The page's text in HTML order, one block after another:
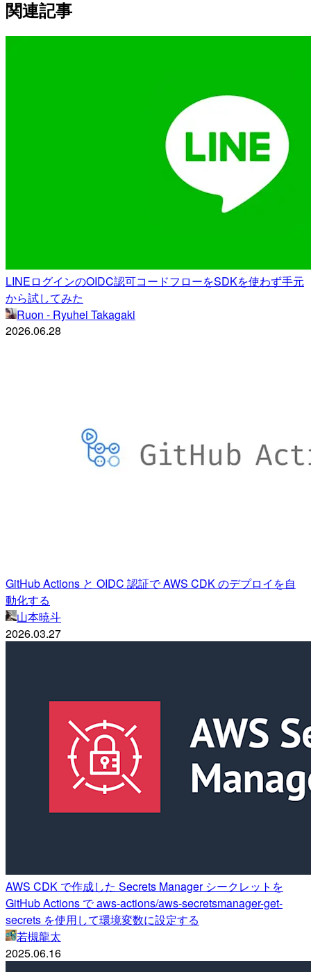
関連記事
LINEログインのOIDC認可コードフローをSDKを使わず手元
から試してみた
Ruon - Ryuhei Takagaki
2026.06.28
GitHub Actions と OIDC 認証で AWS CDK のデプロイを自
動化する
山本暁斗
2026.03.27
AWS CDK で作成した Secrets Manager シークレットを
GitHub Actions で aws-actions/aws-secretsmanager-get-
secrets を使用して環境変数に設定する
若槻龍太
2025.06.16